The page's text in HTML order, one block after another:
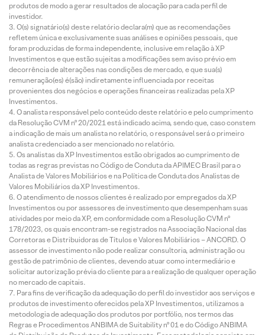
produtos de modo a gerar resultados de alocação para cada perfil de
investidor.
O(s) signatário(s) deste relatório declara(m) que as recomendações
refletem única e exclusivamente suas análises e opiniões pessoais, que
foram produzidas de forma independente, inclusive em relação à XP
Investimentos e que estão sujeitas a modificações sem aviso prévio em
decorrência de alterações nas condições de mercado, e que sua(s)
remuneração(es) é(são) indiretamente influenciada por receitas
provenientes dos negócios e operações financeiras realizadas pela XP
Investimentos.
O analista responsável pelo conteúdo deste relatório e pelo cumprimento
da Resolução CVM nº 20/2021 está indicado acima, sendo que, caso constem
a indicação de mais um analista no relatório, o responsável será o primeiro
analista credenciado a ser mencionado no relatório.
Os analistas da XP Investimentos estão obrigados ao cumprimento de
todas as regras previstas no Código de Conduta da APIMEC Brasil para o
Analista de Valores Mobiliários e na Política de Conduta dos Analistas de
Valores Mobiliários da XP Investimentos.
O atendimento de nossos clientes é realizado por empregados da XP
Investimentos ou por assessores de investimento que desempenham suas
atividades por meio da XP, em conformidade com a Resolução CVM nº
178/2023, os quais encontram-se registrados na Associação Nacional das
Corretoras e Distribuidoras de Títulos e Valores Mobiliários – ANCORD. O
assessor de investimento não pode realizar consultoria, administração ou
gestão de patrimônio de clientes, devendo atuar como intermediário e
solicitar autorização prévia do cliente para a realização de qualquer operação
no mercado de capitais.
Para fins de verificação da adequação do perfil do investidor aos serviços e
produtos de investimento oferecidos pela XP Investimentos, utilizamos a
metodologia de adequação dos produtos por portfólio, nos termos das
Regras e Procedimentos ANBIMA de Suitability nº 01 e do Código ANBIMA